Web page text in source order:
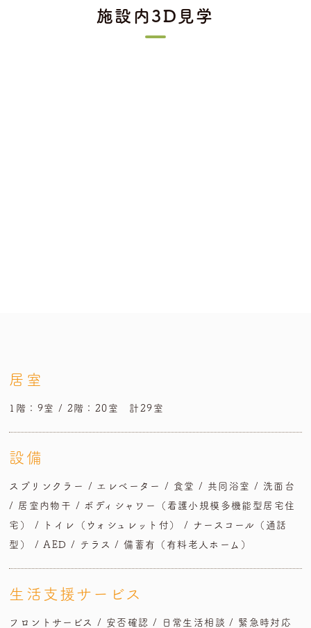
施設内3D見学
居室
1階：9室 / 2階：20室 計29室
設備
スプリンクラー / エレベーター / 食堂 / 共同浴室 / 洗面台
/ 居室内物干 / ボディシャワー（看護小規模多機能型居宅住
宅） / トイレ（ウォシュレット付） /
ナースコール（通話
型） / AED / テラス / 備蓄有（有料老人ホーム）
生活支援サービス
フロントサービス / 安否確認 / 日常生活相談 / 緊急時対応